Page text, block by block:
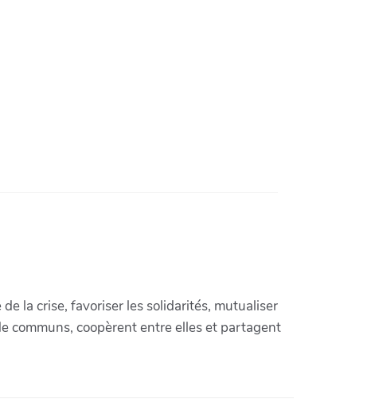
la crise, favoriser les solidarités, mutualiser
communs, coopèrent entre elles et partagent